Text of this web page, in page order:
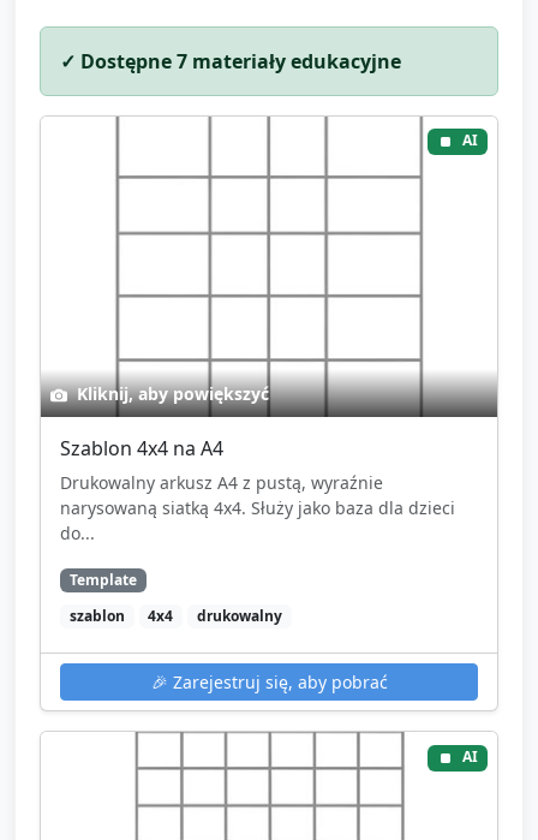
słów-kluczy (szachownica, pole, pionek, czarny,
Propozycja zabawy domowej: opowiedz rodzicom,
że dzieci mogą układać pola i liczyć w domu.
w takt krótkiej melodii.
✓ Dostępne7 materiały edukacyjne
AI
Kliknij, aby powiększyć
Szablon 4x4 na A4
Drukowalny arkusz A4 z pustą, wyraźnie
narysowaną siatką 4x4. Służy jako baza dla dzieci
do...
Template
szablon
4x4 drukowalny
🎉 Zarejestruj się, aby pobrać
AI